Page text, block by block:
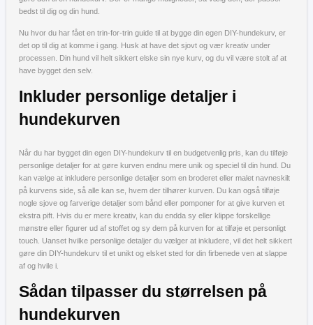
bedst til dig og din hund.
Nu hvor du har fået en trin-for-trin guide til at bygge din egen DIY-hundekurv, er
det op til dig at komme i gang. Husk at have det sjovt og vær kreativ under
processen. Din hund vil helt sikkert elske sin nye kurv, og du vil være stolt af at
have bygget den selv.
Inkluder personlige detaljer i
hundekurven
Når du har bygget din egen DIY-hundekurv til en budgetvenlig pris, kan du tilføje
personlige detaljer for at gøre kurven endnu mere unik og speciel til din hund. Du
kan vælge at inkludere personlige detaljer som en broderet eller malet navneskilt
på kurvens side, så alle kan se, hvem der tilhører kurven. Du kan også tilføje
nogle sjove og farverige detaljer som bånd eller pomponer for at give kurven et
ekstra pift. Hvis du er mere kreativ, kan du endda sy eller klippe forskellige
mønstre eller figurer ud af stoffet og sy dem på kurven for at tilføje et personligt
touch. Uanset hvilke personlige detaljer du vælger at inkludere, vil det helt sikkert
gøre din DIY-hundekurv til et unikt og elsket sted for din firbenede ven at slappe
af og hvile i.
Sådan tilpasser du størrelsen på
hundekurven